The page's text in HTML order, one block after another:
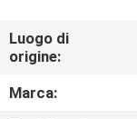
GIRO
DELLA
FABBRICA
Luogo di
origine:
Marca: